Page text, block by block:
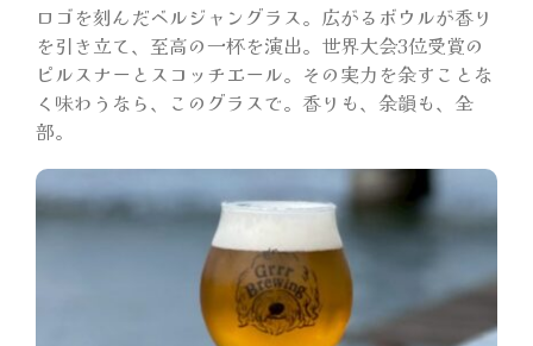
ロゴを刻んだベルジャングラス。広がるボウルが香り
を引き立て、至高の一杯を演出。世界大会3位受賞の
ピルスナーとスコッチエール。その実力を余すことな
く味わうなら、このグラスで。香りも、余韻も、全
部。